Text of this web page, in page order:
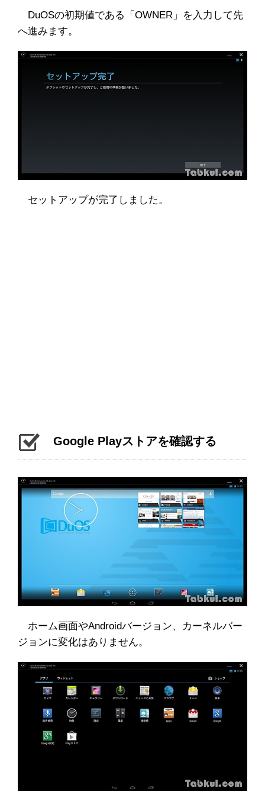
DuOSの初期値である「OWNER」を入力して先
へ進みます。
セットアップが完了しました。
Google Playストアを確認する
ホーム画面やAndroidバージョン、カーネルバー
ジョンに変化はありません。